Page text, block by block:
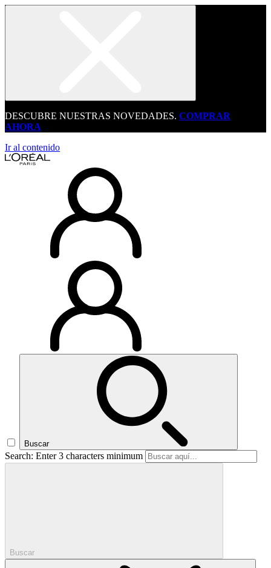
DESCUBRE NUESTRAS NOVEDADES. COMPRAR
AHORA
Ir al contenido
Buscar
Search: Enter 3 characters minimum
Buscar